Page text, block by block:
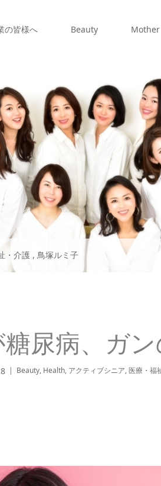
の皆様へ Beauty Mother
・介護 , 鳥塚ルミ子
糖尿病、ガ
Beauty, Health, アクティブシニア,医療・福